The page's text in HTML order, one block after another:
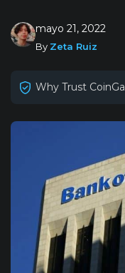
mayo 21, 2022
By Zeta Ruiz
Why Trust